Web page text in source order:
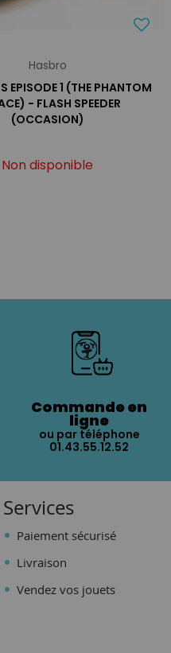
Hasbro
EPISODE 1 (THE PHANTOM
- FLASH SPEEDER
(OCCASION)
Non disponible
Commande en
ligne
ou par téléphone
01.43.55.12.52
Services
Paiement sécurisé
Livraison
Vendez vos jouets